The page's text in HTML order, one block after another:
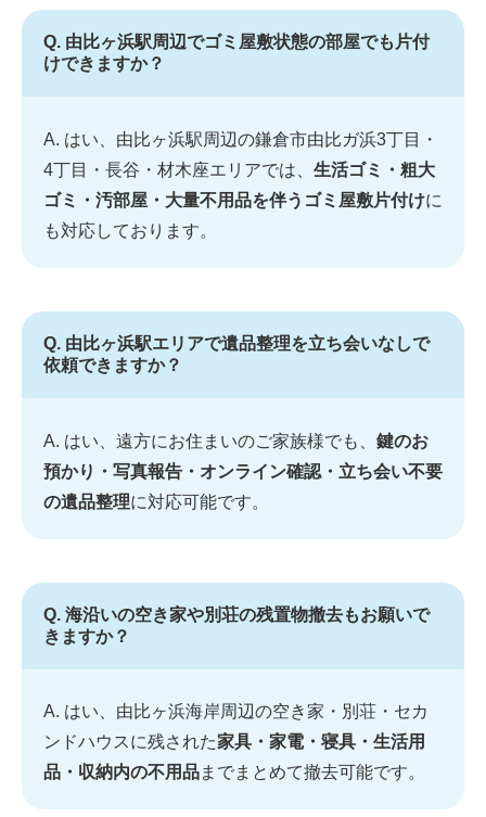
Q. 由比ヶ浜駅周辺でゴミ屋敷状態の部屋でも片付
けできますか？
A. はい、由比ヶ浜駅周辺の鎌倉市由比ガ浜3丁目・
4丁目・長谷・材木座エリアでは、 生活ゴミ・粗大
ゴミ・汚部屋・大量不用品を伴うゴミ屋敷片付けに
も対応しております。
Q. 由比ヶ浜駅エリアで遺品整理を立ち会いなしで
依頼できますか？
A. はい、遠方にお住まいのご家族様でも、 鍵のお
預かり・写真報告・オンライン確認・立ち会い不要
の遺品整理に対応可能です。
Q. 海沿いの空き家や別荘の残置物撤去もお願いで
きますか？
A. はい、由比ヶ浜海岸周辺の空き家・別荘・セカ
ンドハウスに残された家具・家電・寝具・生活用
品・収納内の不用品までまとめて撤去可能です。